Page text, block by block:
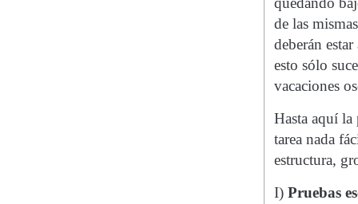
de las
deberán
esto sólo
vacaciones
Hasta aquí la
tarea nada
estructura,
I) Pruebas